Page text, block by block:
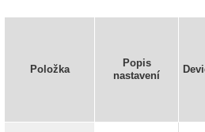
Položka
Popis
nastavení